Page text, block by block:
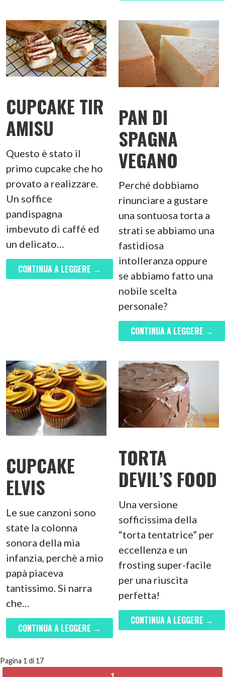
CUPCAKE TIR
AMISU
Questo è stato il
primo cupcake che ho
provato a realizzare.
Un soffice
pandispagna
imbevuto di caffé ed
un delicato…
CONTINUA A LEGGERE →
PAN DI
SPAGNA
VEGANO
Perché dobbiamo
rinunciare a gustare
una sontuosa torta a
strati se abbiamo una
fastidiosa
intolleranza oppure
se abbiamo fatto una
nobile scelta
personale?
CONTINUA A LEGGERE →
CUPCAKE
ELVIS
Le sue canzoni sono
state la colonna
sonora della mia
infanzia, perchè a mio
papà piaceva
tantissimo. Si narra
che…
CONTINUA A LEGGERE →
TORTA
DEVIL’S FOOD
Una versione
sofficissima della
“torta tentatrice” per
eccellenza e un
frosting super-facile
per una riuscita
perfetta!
CONTINUA A LEGGERE →
NAVIGAZIONE
Pagina 1 di 17